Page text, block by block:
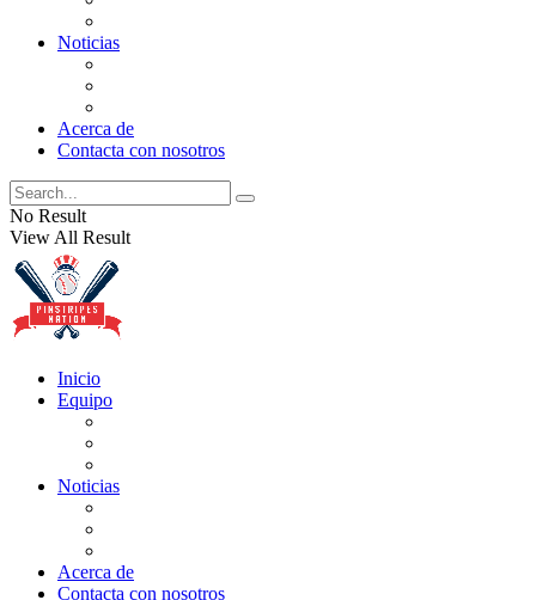
Noticias
Acerca de
Contacta con nosotros
No Result
View All Result
Inicio
Equipo
Noticias
Acerca de
Contacta con nosotros